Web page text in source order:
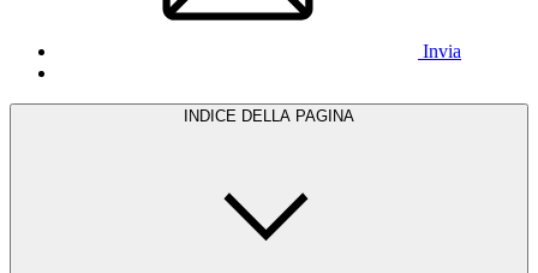
Invia
INDICE DELLA PAGINA